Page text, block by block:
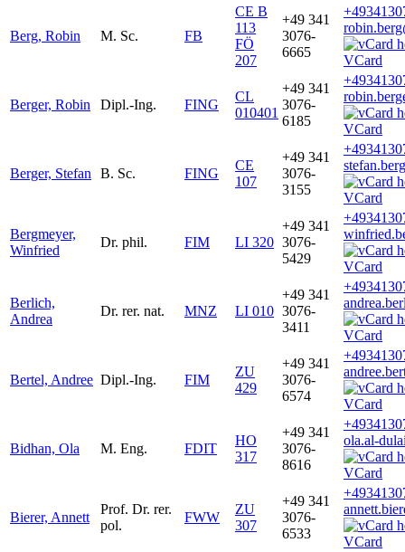
Berg, Robin M. Sc. FB
CE B
113
FÖ
207
+49 341
3076-
6665
VCard
Berger, Robin Dipl.-Ing. FING
CL
010401
+49 341
3076-
6185
VCard
Berger, Stefan B. Sc. FING
CE
107
+49 341
3076-
3155
VCard
Bergmeyer,
Winfried
Dr. phil. FIM LI 320
+49 341
3076-
5429
VCard
Berlich,
Andrea
Dr. rer. nat. MNZ LI 010
+49 341
3076-
3411
VCard
Bertel, Andree Dipl.-Ing. FIM
ZU
429
+49 341
3076-
6574
VCard
Bidhan, Ola M. Eng. FDIT
HO
317
+49 341
3076-
8616
ola.al-
VCard
Bierer, Annett
Prof. Dr. rer.
pol.
FWW
ZU
307
+49 341
3076-
6533
VCard